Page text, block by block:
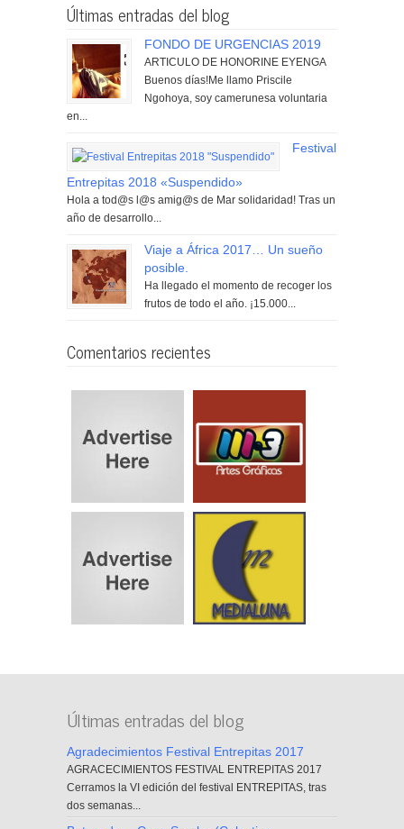
Últimas entradas del blog
FONDO DE URGENCIAS 2019
ARTICULO DE HONORINE EYENGA
Buenos días!Me llamo Priscile
Ngohoya, soy camerunesa voluntaria
en...
Festival
Entrepitas 2018 «Suspendido»
Hola a tod@s l@s amig@s de Mar solidaridad! Tras un
año de desarrollo...
Viaje a África 2017… Un sueño
posible.
Ha llegado el momento de recoger los
frutos de todo el año. ¡15.000...
Comentarios recientes
Últimas entradas del blog
Agradecimientos Festival Entrepitas 2017
AGRACECIMIENTOS FESTIVAL ENTREPITAS 2017
Cerramos la VI edición del festival ENTREPITAS, tras
dos semanas...